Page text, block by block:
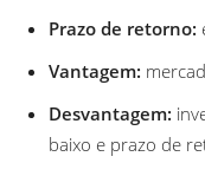
Prazo de retorno:
Vantagem:
Desvantagem:
baixo e prazo de